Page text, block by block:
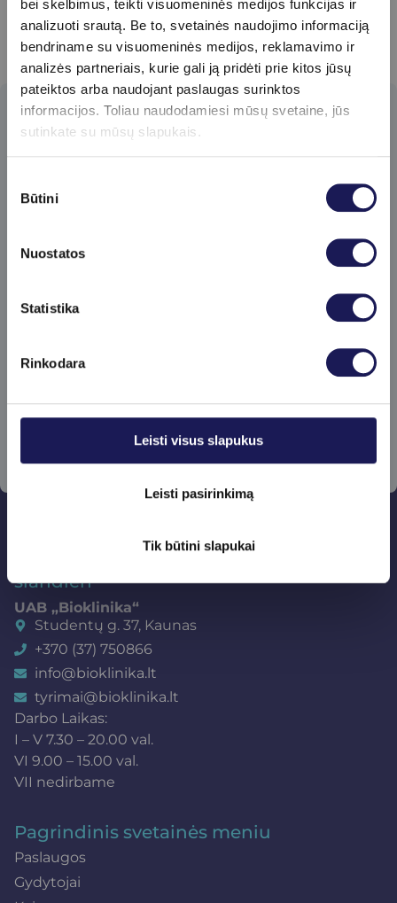
bei skelbimus, teikti visuomeninės medijos funkcijas ir
analizuoti srautą. Be to, svetainės naudojimo informaciją
bendriname su visuomeninės medijos, reklamavimo ir
analizės partneriais, kurie gali ją pridėti prie kitos jūsų
pateiktos arba naudojant paslaugas surinktos
informacijos. Toliau naudodamiesi mūsų svetaine, jūs
sutinkate su mūsų slapukais.
pasirinkimas
Būtini
Nuostatos
Statistika
Rinkodara
Leisti visus slapukus
Leisti pasirinkimą
Tik būtini slapukai
Prenumeruokite
Pirmieji gaukite specialius klinikos
pasiūlymus ir sužinokite apie naujienas!
šiandien
UAB „Bioklinika“
Studentų g. 37, Kaunas
+370 (37) 750866
info@bioklinika.lt
tyrimai@bioklinika.lt
Darbo Laikas:
I – V 7.30 – 20.00 val.
VI 9.00 – 15.00 val.
VII nedirbame
Pagrindinis svetainės meniu
Paslaugos
Gydytojai